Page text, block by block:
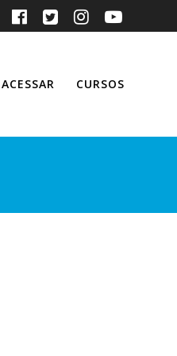
ACESSAR CURSOS